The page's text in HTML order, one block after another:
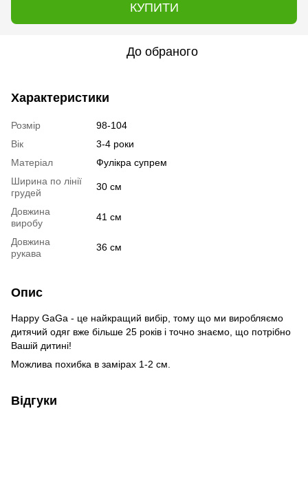
КУПИТИ
До обраного
Характеристики
Розмір
98-104
Вік
3-4 роки
Матеріал
Фулікра супрем
Ширина по лінії
грудей
30 см
Довжина
виробу
41 см
Довжина
рукава
36 см
Опис
Happy GaGa - це найкращий вибір, тому що ми виробляємо
дитячий одяг вже більше 25 років і точно знаємо, що потрібно
Вашій дитині!
Можлива похибка в замірах 1-2 см.
Відгуки